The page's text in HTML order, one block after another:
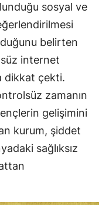
Mersin
İstanbul
İzmir
Kars
Kastamonu
Kayseri
Kırklareli
sosyal ve
belirten
internet
dikkat çekti.
zamanın
gelişimini
kurum, şiddet
sağlıksız